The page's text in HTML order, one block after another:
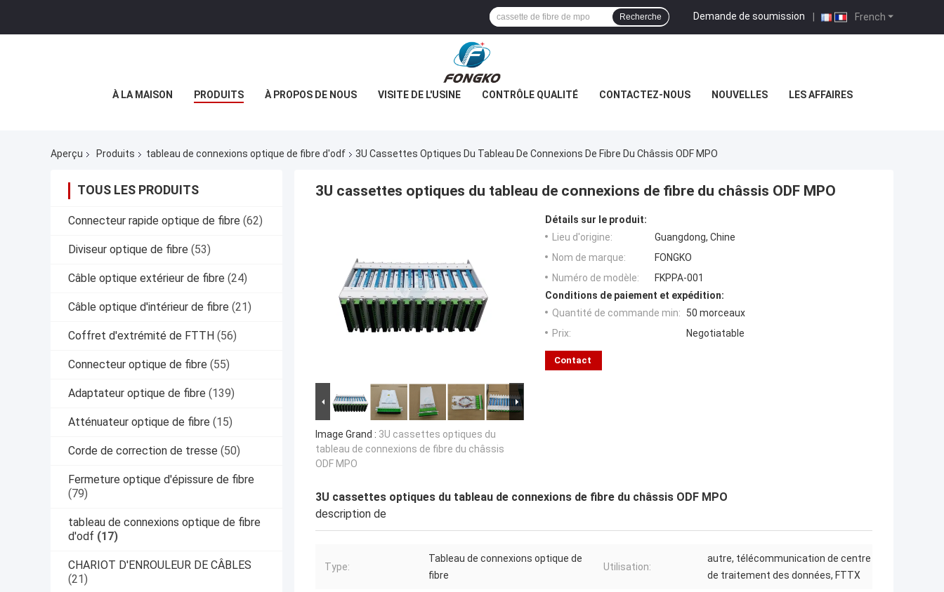
French
Demande de soumission |
Recherche
À LA MAISON PRODUITS À PROPOS DE NOUS VISITE DE L'USINE CONTRÔLE QUALITÉ CONTACTEZ-NOUS NOUVELLES LES AFFAIRES
Aperçu Produits tableau de connexions optique de fibre d'odf 3U Cassettes Optiques Du Tableau De Connexions De Fibre Du Châssis ODF MPO
TOUS LES PRODUITS
Connecteur rapide optique de fibre (62)
Diviseur optique de fibre (53)
Câble optique extérieur de fibre (24)
Câble optique d'intérieur de fibre (21)
Coffret d'extrémité de FTTH (56)
Connecteur optique de fibre (55)
Adaptateur optique de fibre (139)
Atténuateur optique de fibre (15)
Corde de correction de tresse (50)
Fermeture optique d'épissure de fibre
(79)
tableau de connexions optique de fibre
d'odf (17)
CHARIOT D'ENROULEUR DE CÂBLES
(21)
3U cassettes optiques du tableau de connexions de fibre du châssis ODF MPO
Image Grand : 3U cassettes optiques du
tableau de connexions de fibre du châssis
ODF MPO
Détails sur le produit:
Lieu d'origine:
Guangdong, Chine
Nom de marque:
FONGKO
Numéro de modèle:
FKPPA-001
Conditions de paiement et expédition:
Quantité de commande min:
50 morceaux
Prix:
Negotiatable
Contact
3U cassettes optiques du tableau de connexions de fibre du châssis ODF MPO
description de
Type:
Tableau de connexions optique de
fibre
Utilisation:
autre, télécommunication de centre
de traitement des données, FTTX